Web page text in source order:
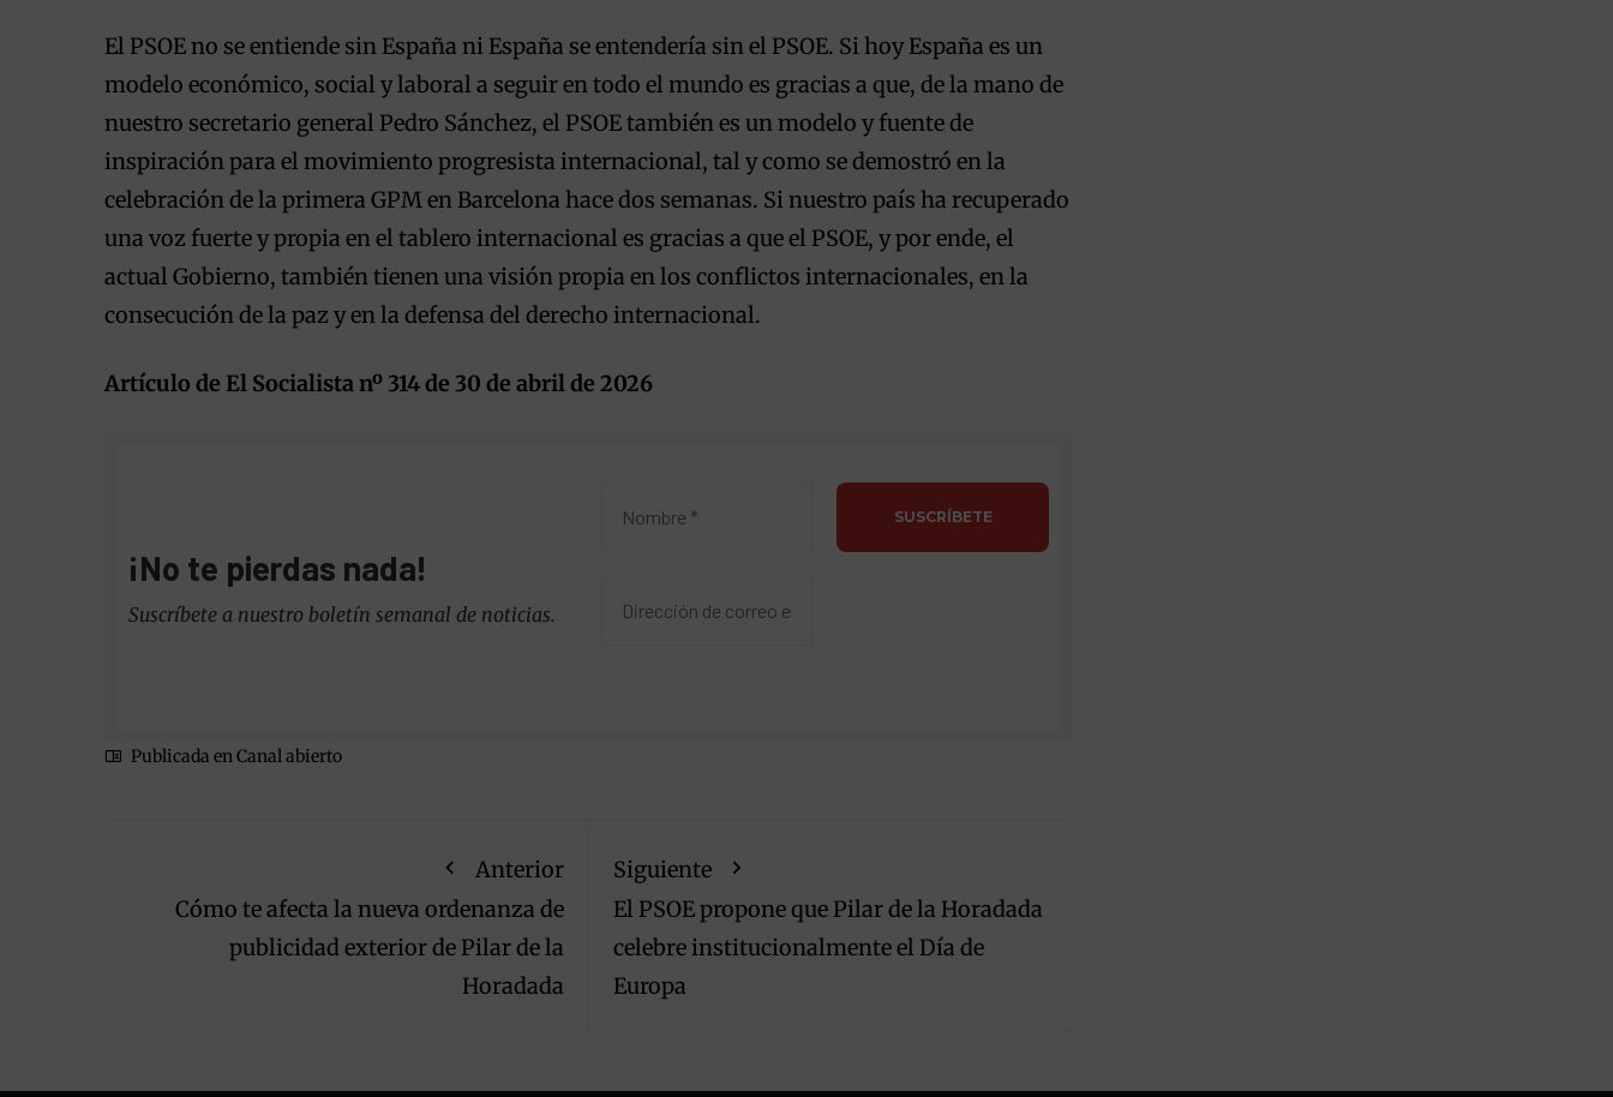
El PSOE no se entiende sin España ni España se entendería sin el PSOE. Si hoy España es un
modelo económico, social y laboral a seguir en todo el mundo es gracias a que, de la mano de
nuestro secretario general Pedro Sánchez, el PSOE también es un modelo y fuente de
inspiración para el movimiento progresista internacional, tal y como se demostró en la
celebración de la primera GPM en Barcelona hace dos semanas. Si nuestro país ha recuperado
una voz fuerte y propia en el tablero internacional es gracias a que el PSOE, y por ende, el
actual Gobierno, también tienen una visión propia en los conflictos internacionales, en la
consecución de la paz y en la defensa del derecho internacional.
Artículo de El Socialista nº 314 de 30 de abril de 2026
¡No te pierdas nada!
Suscríbete a nuestro boletín semanal de noticias.
Publicada enCanal abierto
Anterior
Cómo te afecta la nueva ordenanza de
publicidad exterior de Pilar de la
Horadada
Siguiente
El PSOE propone que Pilar de la Horadada
celebre institucionalmente el Día de
Europa